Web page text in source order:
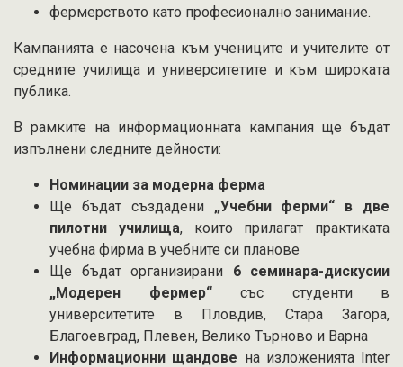
фермерството като професионално занимание.
Кампанията е насочена към учениците и учителите от
средните училища и университетите и към широката
публика.
В рамките на информационната кампания ще бъдат
изпълнени следните дейности:
Номинации за модерна ферма
Ще бъдат създадени„Учебни ферми“ в две
пилотни училища, които прилагат практиката
учебна фирма в учебните си планове
Ще бъдат организирани 6 семинара-дискусии
„Модерен фермер“със студенти в
университетите в Пловдив, Стара Загора,
Благоевград, Плевен, Велико Търново и Варна
Информационни щандове на изложенията Inter